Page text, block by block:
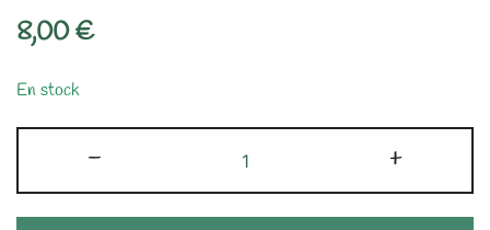
8,00€
En stock
-
de
Bracelet
+